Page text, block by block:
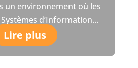
un environnement où les
d’Information...
Lire plus